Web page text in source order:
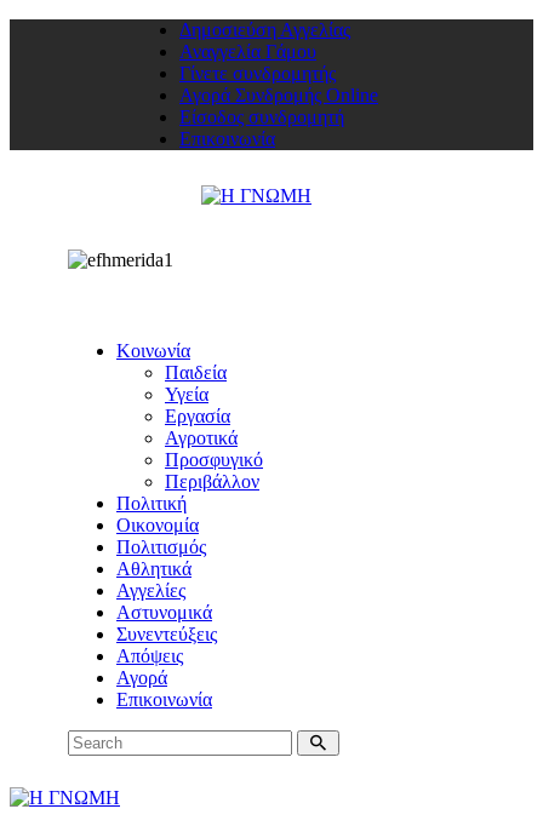
Δημοσιεύση Αγγελίας
Αναγγελία Γάμου
Γίνετε συνδρομητής
Αγορά Συνδρομής Online
Είσοδος συνδρομητή
Επικοινωνία
Κοινωνία
Παιδεία
Υγεία
Εργασία
Αγροτικά
Προσφυγικό
Περιβάλλον
Πολιτική
Οικονομία
Πολιτισμός
Αθλητικά
Αγγελίες
Αστυνομικά
Συνεντεύξεις
Απόψεις
Αγορά
Επικοινωνία